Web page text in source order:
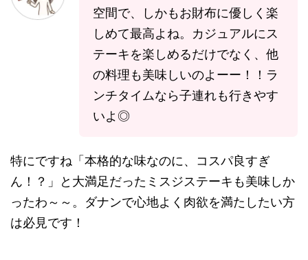
空間で、しかもお財布に優しく楽
しめて最高よね。カジュアルにス
テーキを楽しめるだけでなく、他
の料理も美味しいのよーー！！ラ
ンチタイムなら子連れも行きやす
いよ◎
特にですね「本格的な味なのに、コスパ良すぎ
ん！？」と大満足だったミスジステーキも美味しか
ったわ～～。ダナンで心地よく肉欲を満たしたい方
は必見です！